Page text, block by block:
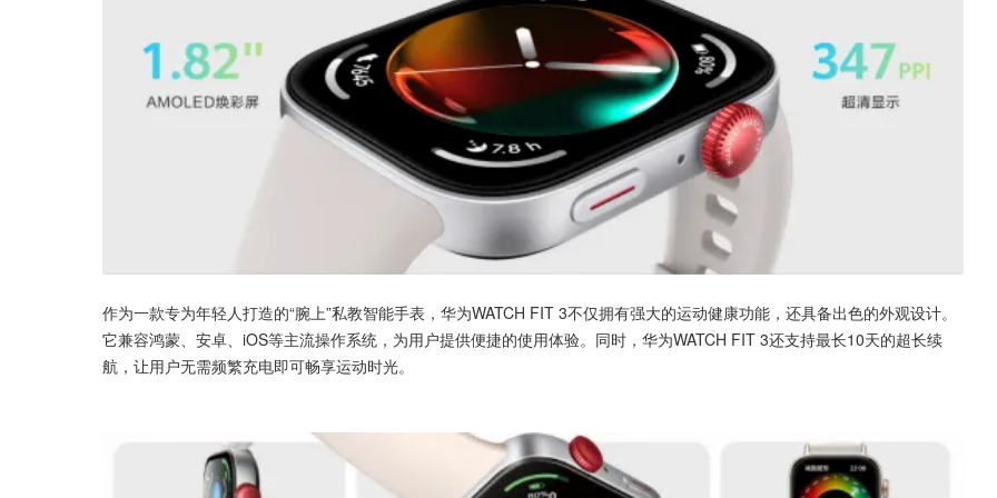
作为一款专为年轻人打造的“腕上”私教智能手表，华为WATCH FIT 3不仅拥有强大的运动健康功能，还具备出色的外观设计。
它兼容鸿蒙、安卓、iOS等主流操作系统，为用户提供便捷的使用体验。同时，华为WATCH FIT 3还支持最长10天的超长续
航，让用户无需频繁充电即可畅享运动时光。